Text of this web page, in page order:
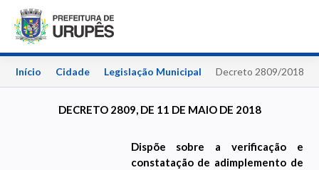
Início Cidade Legislação Municipal Decreto 2809/2018
DECRETO 2809, DE 11 DE MAIO DE 2018
Dispõe sobre a verificação e
constatação de adimplemento de